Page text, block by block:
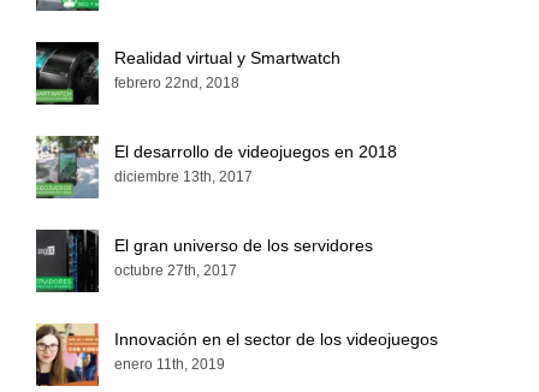
Realidad virtual y Smartwatch
febrero 22nd, 2018
El desarrollo de videojuegos en 2018
diciembre 13th, 2017
El gran universo de los servidores
octubre 27th, 2017
Innovación en el sector de los videojuegos
enero 11th, 2019